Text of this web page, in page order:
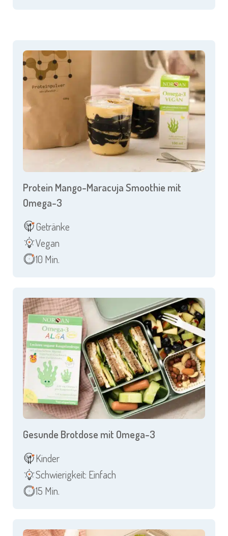
Protein Mango-Maracuja Smoothie mit
Omega-3
Getränke
Vegan
10 Min.
Gesunde Brotdose mit Omega-3
Kinder
Schwierigkeit: Einfach
15 Min.